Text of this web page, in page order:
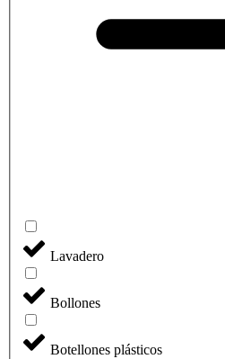
Lavadero
Bollones
Botellones plásticos